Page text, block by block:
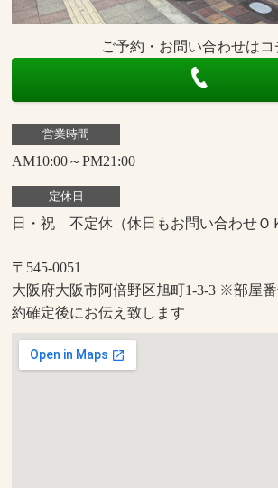
ご予約・お問い合わせはコ
営業時間
AM10:00～PM21:00
定休日
日・祝 不定休（休日もお問い合わせＯ
〒545-0051
大阪府大阪市阿倍野区旭町1-3-3 ※部屋
約確定後にお伝え致します